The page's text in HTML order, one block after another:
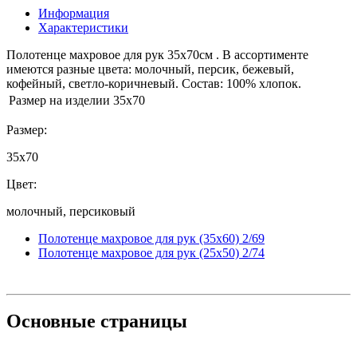
Информация
Характеристики
Полотенце махровое для рук 35x70см . В ассортименте
имеются разные цвета: молочный, персик, бежевый,
кофейный, светло-коричневый. Состав: 100% хлопок.
Размер на изделии 35x70
Размер:
35x70
Цвет:
молочный, персиковый
Полотенце махровое для рук (35x60) 2/69
Полотенце махровое для рук (25x50) 2/74
Основные страницы